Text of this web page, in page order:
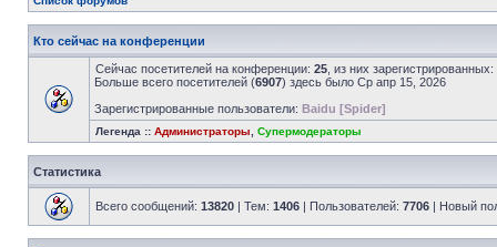
Кто сейчас на конференции
Сейчас посетителей на конференции: 25 , из них
Больше всего посетителей (6907) здесь было Ср апр 15, 2026
Зарегистрированные пользователи: Baidu [Spider]
Легенда :: Администраторы Супермодераторы
Статистика
Всего сообщений: 13820 | Тем: 1406 | Пользователей: 7706 | Новый